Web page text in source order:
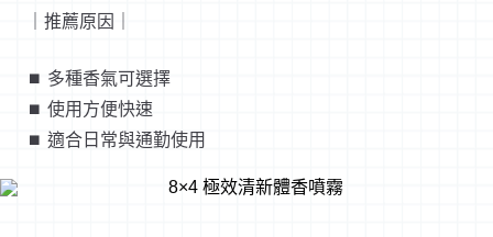
｜推薦原因｜
⏹︎ 多種香氣可選擇
⏹︎ 使用方便快速
⏹︎ 適合日常與通勤使用